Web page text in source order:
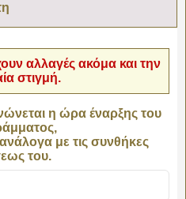
αλλαγές ακόμα και την
στιγμή.
η ώρα έναρξης του
με τις συνθήκες
του.